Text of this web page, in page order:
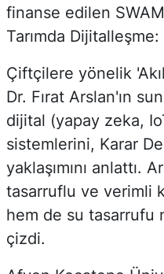
finanse edilen
Tarımda
Çiftçilere yönelik
Dr. Fırat Arslan'ın
dijital (yapay zeka,
sistemlerini, Karar
yaklaşımını
tasarruflu ve verimli
hem de su tasarrufu
çizdi.